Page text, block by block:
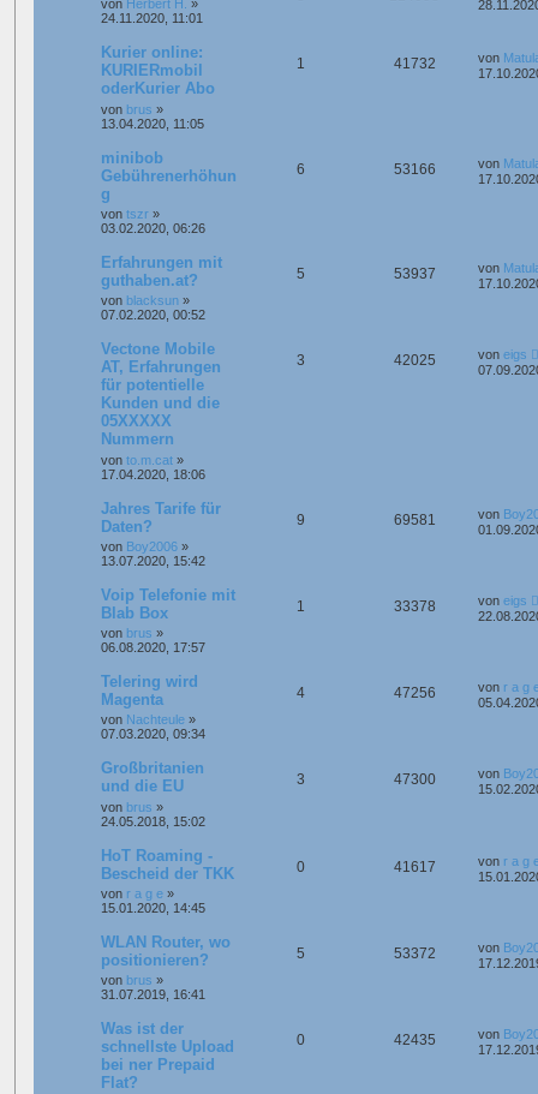
von Herbert H.
»
24.11.2020, 11:01
Kurier online:
KURIERmobil
oderKurier Abo
von brus »
13.04.2020, 11:05
1 41732 von
minibob
Gebührenerhöhun
g
von tszr »
03.02.2020, 06:26
6 53166 von
Erfahrungen mit
guthaben.at?
von blacksun »
07.02.2020, 00:52
5 53937 von
Vectone Mobile
AT, Erfahrungen
für potentielle
Kunden und die
05XXXXX
Nummern
von to.m.cat »
17.04.2020, 18:06
3 42025 von eigs
Jahres Tarife für
Daten?
von Boy2006 »
13.07.2020, 15:42
9 69581 von
Voip Telefonie mit
Blab Box
von brus »
06.08.2020, 17:57
1 33378 von eigs
Telering wird
Magenta
von Nachteule »
07.03.2020, 09:34
4 47256 von r a g
Großbritanien
und die EU
von brus »
24.05.2018, 15:02
3 47300 von
HoT Roaming -
Bescheid der TKK
von r a g e »
15.01.2020, 14:45
0 41617 von r a g
WLAN Router, wo
positionieren?
von brus »
31.07.2019, 16:41
5 53372 von
Was ist der
schnellste Upload
bei ner Prepaid
Flat?
0 42435 von